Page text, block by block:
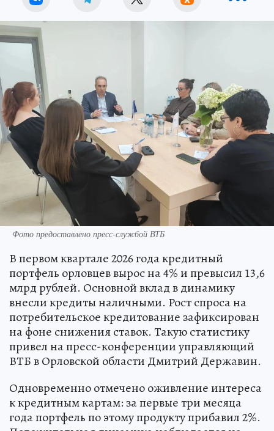
Фото предоставлено пресс-службой ВТБ
В первом квартале 2026 года кредитный
портфель орловцев вырос на 4% и превысил 13,6
млрд рублей. Основной вклад в динамику
внесли кредиты наличными. Рост спроса на
потребительское кредитование зафиксирован
на фоне снижения ставок. Такую статистику
привел на пресс-конференции управляющий
ВТБ в Орловской области Дмитрий Державин.
Одновременно отмечено оживление интереса
к кредитным картам: за первые три месяца
года портфель по этому продукту прибавил 2%.